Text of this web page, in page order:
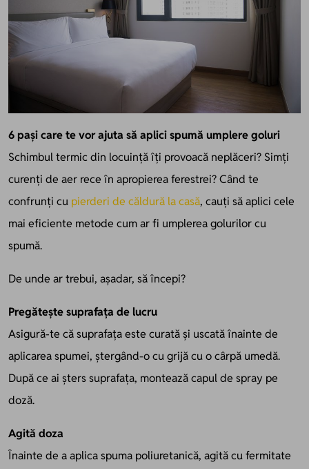
6 pași care te vor ajuta să aplici spumă umplere goluri
Schimbul termic din locuință îți provoacă neplăceri? Simți
curenți de aer rece în apropierea ferestrei? Când te
confrunți cu pierderi de căldură la casă, cauți să aplici cele
mai eficiente metode cum ar fi umplerea golurilor cu
spumă.
De unde ar trebui, așadar, să începi?
Pregătește suprafața de lucru
Asigură-te că suprafața este curată și uscată înainte de
aplicarea spumei, ștergând-o cu grijă cu o cârpă umedă.
După ce ai șters suprafața, montează capul de spray pe
doză.
Agită doza
Înainte de a aplica spuma poliuretanică, agită cu fermitate